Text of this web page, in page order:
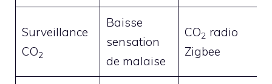
Surveillance
CO2
Baisse
sensation
de malaise
CO2 radio
Zigbee